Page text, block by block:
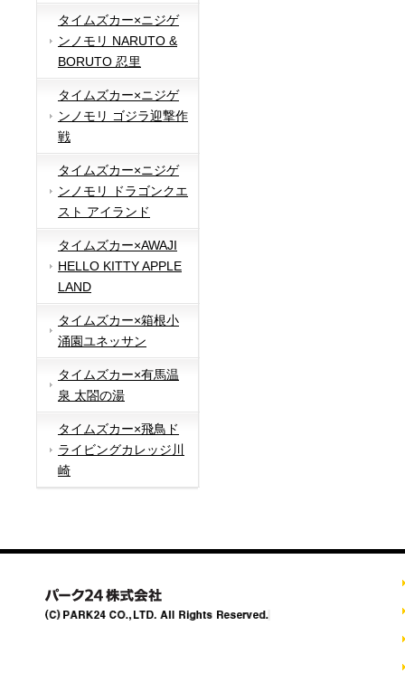
タイムズカー×ニジゲ
ンノモリ NARUTO &
BORUTO 忍里
タイムズカー×ニジゲ
ンノモリ ゴジラ迎撃作
戦
タイムズカー×ニジゲ
ンノモリ ドラゴンクエ
スト アイランド
タイムズカー×AWAJI
HELLO KITTY APPLE
LAND
タイムズカー×箱根小
涌園ユネッサン
タイムズカー×有馬温
泉 太閤の湯
タイムズカー×飛鳥ド
ライビングカレッジ川
崎